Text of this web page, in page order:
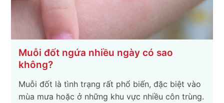
Cách hết ngứa khi bị muỗi đốt nhanh và
hiệu quả nhất
Muỗi đốt tuy chỉ là vấn đề nhỏ nhưng cảm giác
ngứa lại vô cùng khó chịu, khiến nhiều người mất